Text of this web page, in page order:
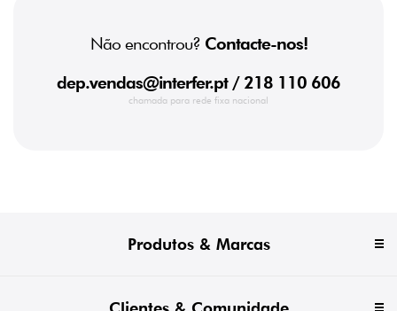
Não encontrou? Contacte-nos!
dep.vendas@interfer.pt/ 218 110 606
chamada para rede fixa nacional
Produtos & Marcas